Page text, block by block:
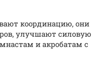
координацию, они
улучшают силовую
и акробатам с